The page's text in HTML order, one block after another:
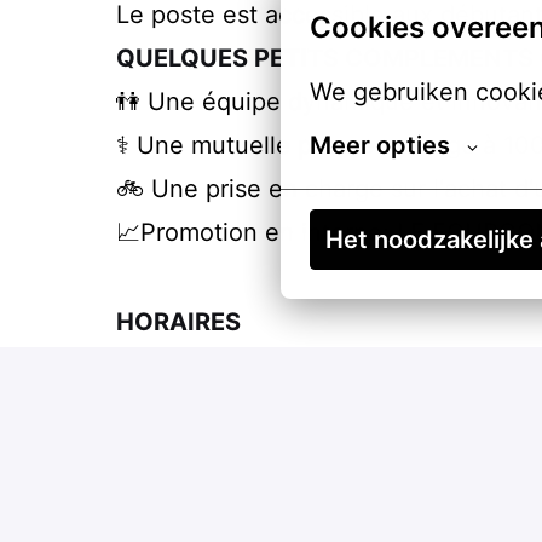
Cookies
We gebruiken
Meer opties
Het
Le poste est accessible aux
QUELQUES PETITS
👫 Une équipe dynamique et
⚕️ Une mutuelle prise en charge à
🚲 Une prise en charge sur l'achat
📈Promotion en interne: LE
HORAIRES